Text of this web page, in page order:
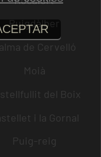
Puigdàlber
de Cervelló
Moià
del Boix
i la Gornal
Puig-reig